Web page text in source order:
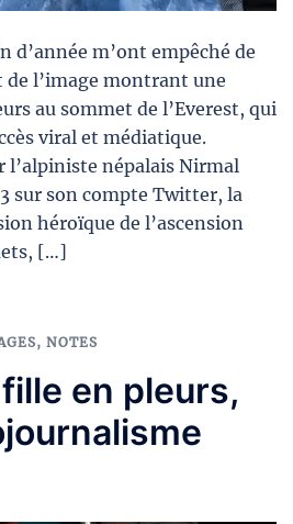
d’année m’ont empêché de
l’image montrant une
au sommet de l’Everest, qui
viral et médiatique.
l’alpiniste népalais Nirmal
sur son compte Twitter, la
héroïque de l’ascension
[…]
, NOTES
en pleurs,